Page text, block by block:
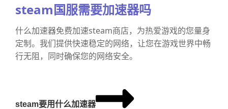
steam国服需要加速器吗
什么加速器免费加速steam商店，为热爱游戏的您量身
定制。我们提供快速稳定的网络，让您在游戏世界中畅
行无阻，同时确保您的网络安全。
steam要用什么加速器